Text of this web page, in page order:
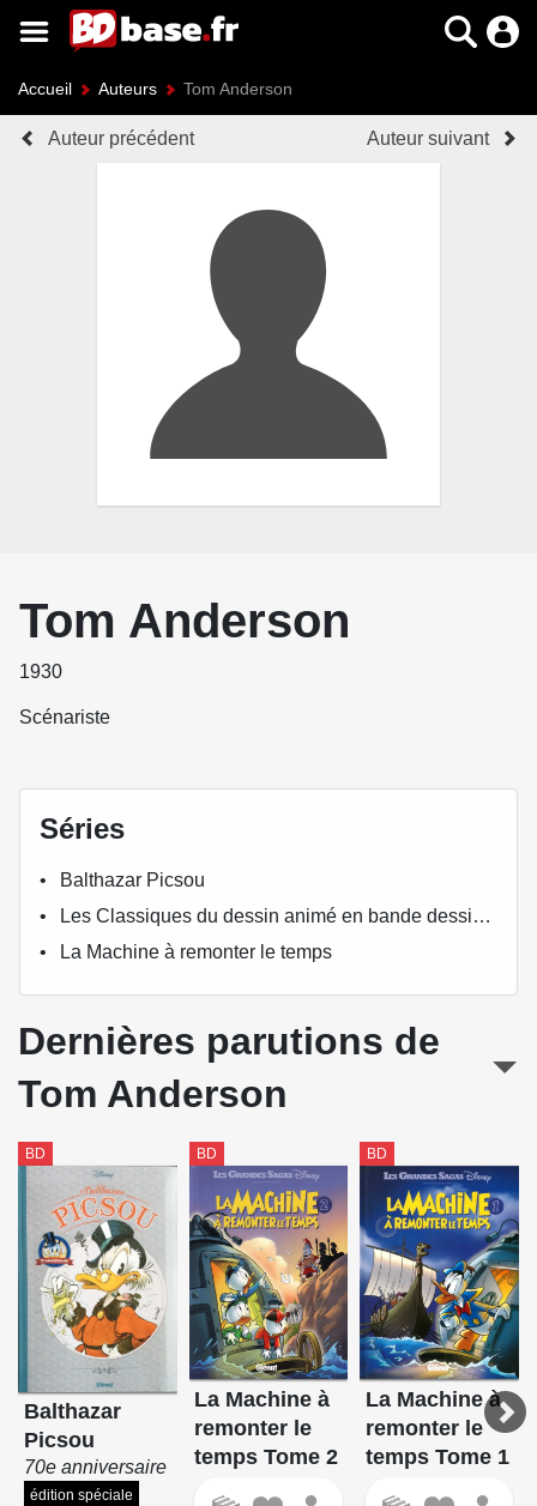
Accueil Auteurs Tom Anderson
Auteur précédent Auteur suivant
Tom Anderson
1930
Scénariste
Séries
Balthazar Picsou
Les Classiques du dessin animé en bande dessinée
La Machine à remonter le temps
Dernières parutions de
Tom Anderson
BD
Balthazar
Picsou
70e anniversaire
édition spéciale
BD
La Machine à
remonter le
temps Tome 2
BD
La Machine à
remonter le
temps Tome 1